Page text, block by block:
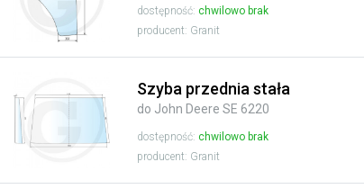
dostępność:chwilowo brak
producent: Granit
Szyba przednia stała
do John Deere SE 6220
dostępność:chwilowo brak
producent: Granit